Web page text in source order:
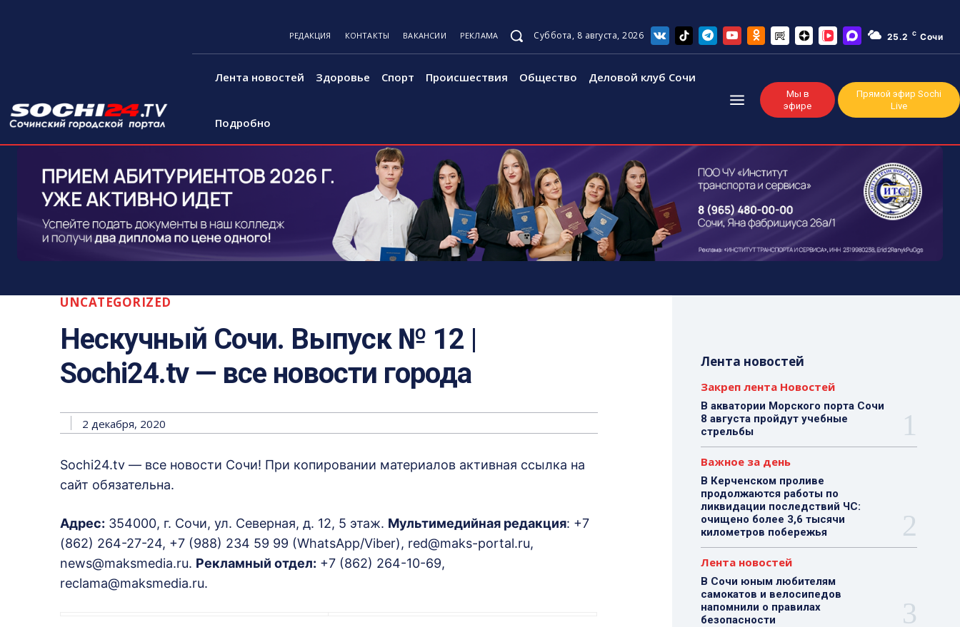
РЕДАКЦИЯ КОНТАКТЫ ВАКАНСИИ РЕКЛАМА Суббота, 8 августа, 2026 25.2 C Сочи
Лента новостей Здоровье Спорт Происшествия Общество Деловой клуб Сочи
Подробно
Мы в
эфире
Прямой эфир Sochi
Live
UNCATEGORIZED
Нескучный Сочи. Выпуск № 12 |
Sochi24.tv — все новости города
2 декабря, 2020
Sochi24.tv — все новости Сочи! При копировании материалов активная ссылка на
сайт обязательна.
Адрес: 354000, г. Сочи, ул. Северная, д. 12, 5 этаж. Мультимедийная редакция: +7
(862) 264-27-24, +7 (988) 234 59 99 (WhatsApp/Viber), red@maks-portal.ru,
news@maksmedia.ru. Рекламный отдел: +7 (862) 264-10-69,
reclama@maksmedia.ru.
Лента новостей
Закреп лента Новостей
В акватории Морского порта Сочи
8 августа пройдут учебные
стрельбы
Важное за день
В Керченском проливе
продолжаются работы по
ликвидации последствий ЧС:
очищено более 3,6 тысячи
километров побережья
Лента новостей
В Сочи юным любителям
самокатов и велосипедов
напомнили о правилах
безопасности